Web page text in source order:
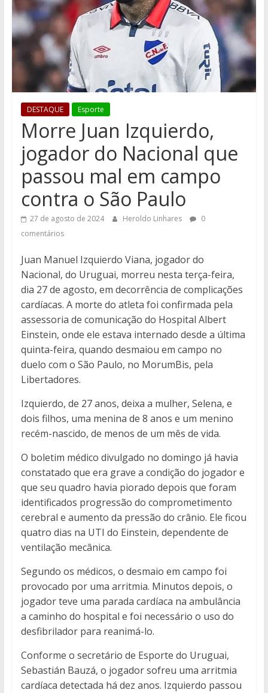
DESTAQUE Esporte
Morre Juan Izquierdo,
jogador do Nacional que
passou mal em campo
contra o São Paulo
27 de agosto de 2024 Heroldo Linhares
0
comentários
Juan Manuel Izquierdo Viana, jogador do
Nacional, do Uruguai, morreu nesta terça-feira,
dia 27 de agosto, em decorrência de complicações
cardíacas. A morte do atleta foi confirmada pela
assessoria de comunicação do Hospital Albert
Einstein, onde ele estava internado desde a última
quinta-feira, quando desmaiou em campo no
duelo com o São Paulo, no MorumBis, pela
Libertadores.
Izquierdo, de 27 anos, deixa a mulher, Selena, e
dois filhos, uma menina de 8 anos e um menino
recém-nascido, de menos de um mês de vida.
O boletim médico divulgado no domingo já havia
constatado que era grave a condição do jogador e
que seu quadro havia piorado depois que foram
identificados progressão do comprometimento
cerebral e aumento da pressão do crânio. Ele ficou
quatro dias na UTI do Einstein, dependente de
ventilação mecânica.
Segundo os médicos, o desmaio em campo foi
provocado por uma arritmia. Minutos depois, o
jogador teve uma parada cardíaca na ambulância
a caminho do hospital e foi necessário o uso do
desfibrilador para reanimá-lo.
Conforme o secretário de Esporte do Uruguai,
Sebastián Bauzá, o jogador sofreu uma arritmia
cardíaca detectada há dez anos. Izquierdo passou